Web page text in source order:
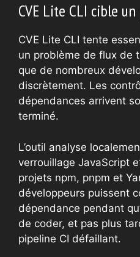
CVE Lite CLI cible
CVE Lite CLI tente
un problème de flux de
que de nombreux
discrètement. Les
dépendances arrivent
terminé.
L’outil analyse
verrouillage JavaScript
projets npm, pnpm et
développeurs puissent
dépendance pendant
de coder, et pas plus
pipeline CI défaillant.